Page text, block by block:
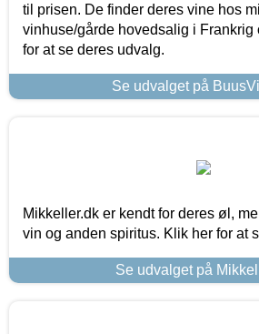
til prisen. De finder deres vine hos
vinhuse/gårde hovedsalig i Frankrig
for at se deres udvalg.
Se udvalget på
Mikkeller.dk er kendt for deres øl,
vin og anden spiritus. Klik her for at
Se udvalget på